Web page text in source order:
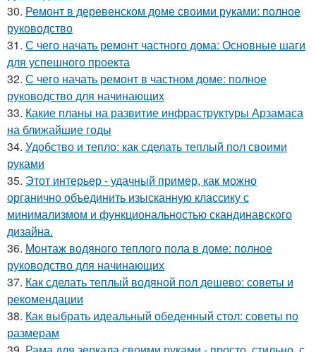
30. Ремонт в деревенском доме своими руками: полное
руководство
31. С чего начать ремонт частного дома: Основные шаги
для успешного проекта
32. С чего начать ремонт в частном доме: полное
руководство для начинающих
33. Какие планы на развитие инфраструктуры Арзамаса
на ближайшие годы
34. Удобство и тепло: как сделать теплый пол своими
руками
35. Этот интерьер - удачный пример, как можно
органично объединить изысканную классику с
минимализмом и функциональностью скандинавского
дизайна.
36. Монтаж водяного теплого пола в доме: полное
руководство для начинающих
37. Как сделать теплый водяной пол дешево: советы и
рекомендации
38. Как выбрать идеальный обеденный стол: советы по
размерам